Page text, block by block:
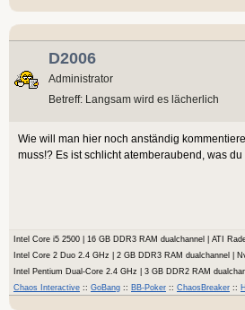
D2006
Administrator
Betreff: Langsam wird es lächerlich
Wie will man hier noch anständig
muss!? Es ist schlicht atemberaubend, was
Intel Core i5 2500 | 16 GB DDR3 RAM dualchannel | ATI
Intel Core 2 Duo 2.4 GHz | 2 GB DDR3 RAM dualchannel |
Intel Pentium Dual-Core 2.4 GHz | 3 GB DDR2 RAM
Chaos Interactive :: GoBang :: BB-Poker :: ChaosBreaker ::